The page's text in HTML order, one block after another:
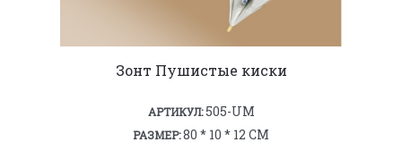
Зонт Пушистые киски
АРТИКУЛ:505-UM
РАЗМЕР:80 * 10 * 12 СМ